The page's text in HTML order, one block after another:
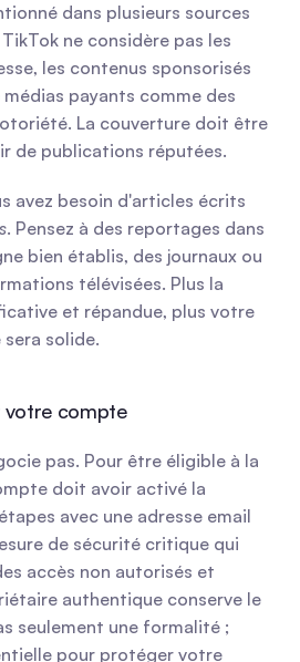
dans plusieurs sources
ne considère pas les
les contenus sponsorisés
payants comme des
La couverture doit être
de publications réputées.
. Pensez à des reportages dans
bien établis, des journaux ou
télévisées. Plus la
et répandue, plus votre
solide.
votre compte
pas. Pour être éligible à la
doit avoir activé la
avec une adresse email
de sécurité critique qui
accès non autorisés et
authentique conserve le
seulement une formalité ;
pour protéger votre